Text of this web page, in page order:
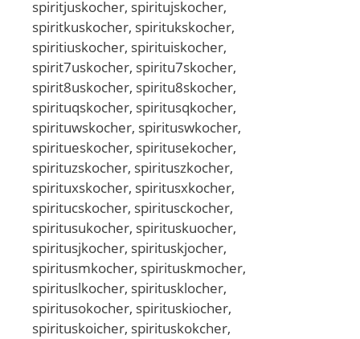
spiritjuskocher, spiritujskocher,
spiritkuskocher, spiritukskocher,
spiritiuskocher, spirituiskocher,
spirit7uskocher, spiritu7skocher,
spirit8uskocher, spiritu8skocher,
spirituqskocher, spiritusqkocher,
spirituwskocher, spirituswkocher,
spiritueskocher, spiritusekocher,
spirituzskocher, spirituszkocher,
spirituxskocher, spiritusxkocher,
spiritucskocher, spiritusckocher,
spiritusukocher, spirituskuocher,
spiritusjkocher, spirituskjocher,
spiritusmkocher, spirituskmocher,
spirituslkocher, spiritusklocher,
spiritusokocher, spirituskiocher,
spirituskoicher, spirituskokcher,